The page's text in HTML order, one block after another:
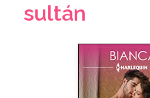
sultán